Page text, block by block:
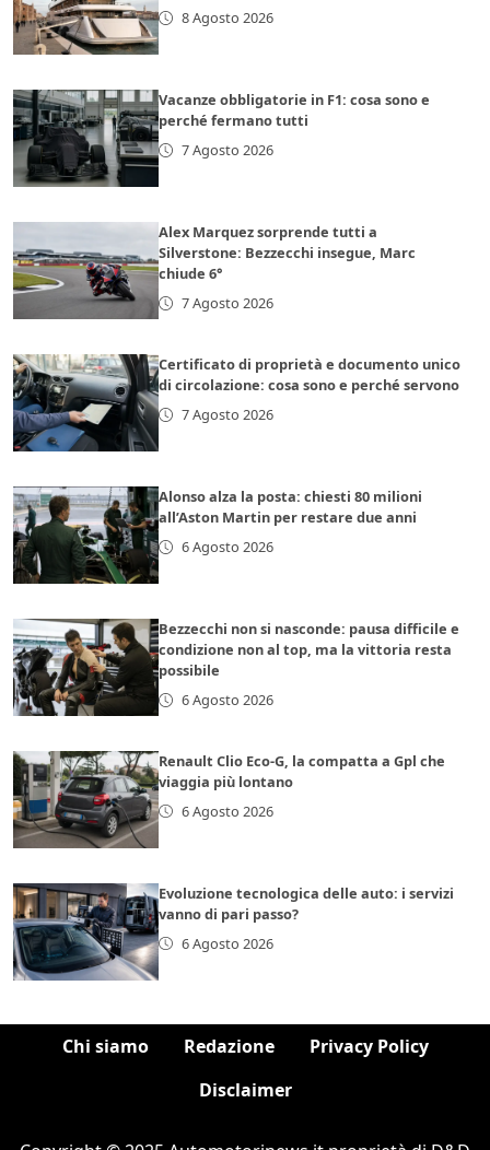
8 Agosto 2026
Vacanze obbligatorie in F1: cosa sono e
perché fermano tutti
7 Agosto 2026
Alex Marquez sorprende tutti a
Silverstone: Bezzecchi insegue, Marc
chiude 6°
7 Agosto 2026
Certificato di proprietà e documento unico
di circolazione: cosa sono e perché servono
7 Agosto 2026
Alonso alza la posta: chiesti 80 milioni
all’Aston Martin per restare due anni
6 Agosto 2026
Bezzecchi non si nasconde: pausa difficile e
condizione non al top, ma la vittoria resta
possibile
6 Agosto 2026
Renault Clio Eco-G, la compatta a Gpl che
viaggia più lontano
6 Agosto 2026
Evoluzione tecnologica delle auto: i servizi
vanno di pari passo?
6 Agosto 2026
Chi siamo Redazione
Privacy Policy
Disclaimer